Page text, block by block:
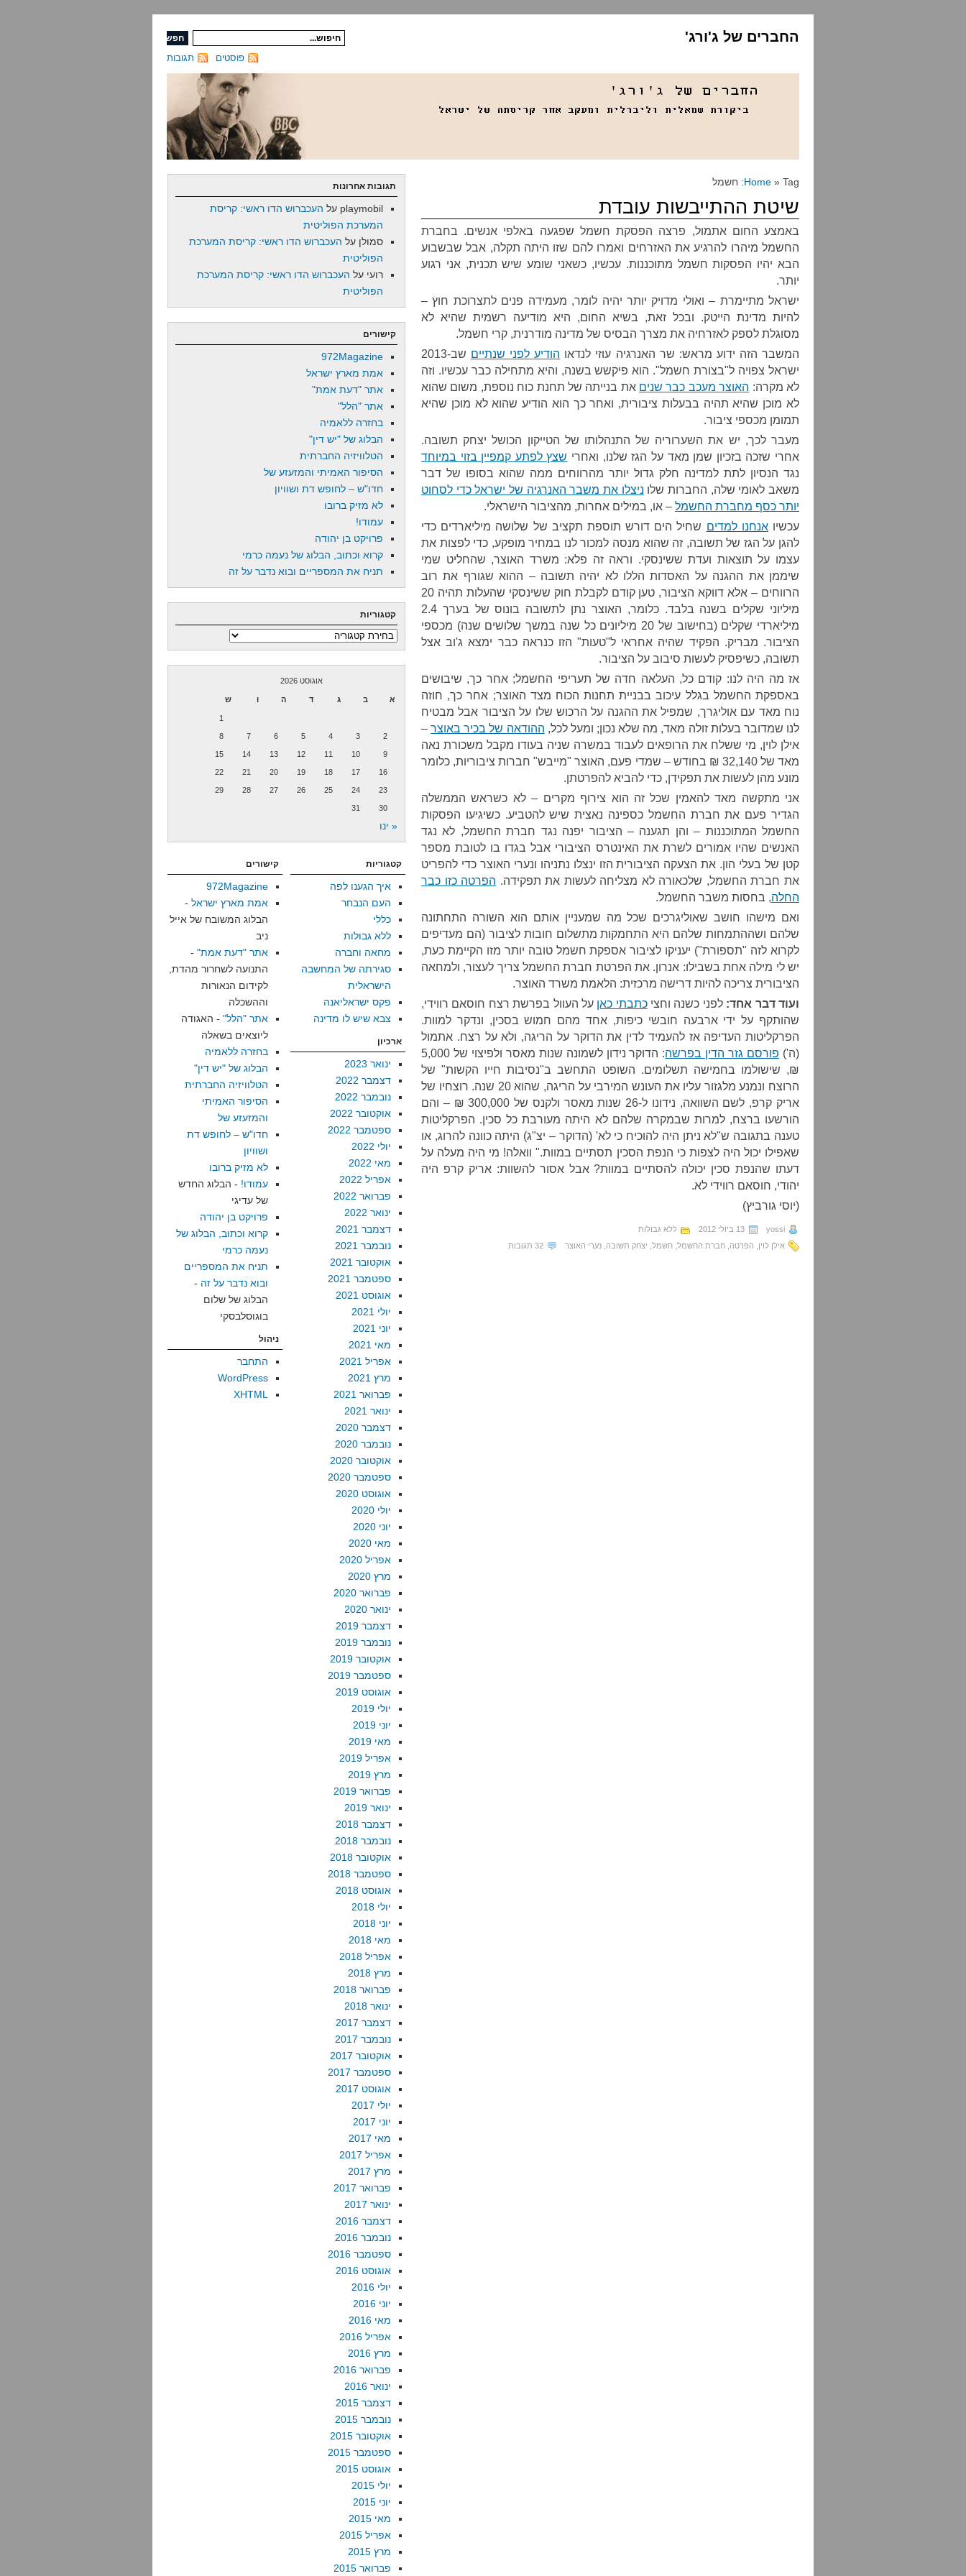
החברים של ג'ורג'
תגובות פוסטים
Home » Tag: חשמל
שיטת ההתייבשות עובדת
באמצע החום אתמול, פרצה הפסקת חשמל שפגעה באלפי אנשים. בחברת
החשמל מיהרו להרגיע את האזרחים ואמרו להם שזו היתה תקלה, אבל שבשבוע
הבא יהיו הפסקות חשמל מתוכננות. עכשיו, כשאני שומע שיש תכנית, אני רגוע
יותר.
ישראל מתיימרת – ואולי מדויק יותר יהיה לומר, מעמידה פנים לתצרוכת חוץ –
להיות מדינת הייטק. ובכל זאת, בשיא החום, היא מודיעה רשמית שהיא לא
מסוגלת לספק לאזרחיה את מצרך הבסיס של מדינה מודרנית, קרי חשמל.
המשבר הזה ידוע מראש: שר האנרגיה עוזי לנדאו הודיע לפני שנתיים
שב-2013
ישראל צפויה ל"בצורת חשמל". הוא פיקשש בשנה, והיא מתחילה כבר עכשיו. וזה
לא מקרה: האוצר מעכב כבר שנים את בנייתה של תחנת כוח נוספת, משום שהוא
לא מוכן שהיא תהיה בבעלות ציבורית, ואחר כך הוא הודיע שהוא לא מוכן שהיא
תמומן מכספי ציבור.
מעבר לכך, יש את השערוריה של התנהלותו של הטייקון הכושל יצחק תשובה.
אחרי שזכה בזכיון שמן מאד על הגז שלנו, ואחרי שצץ לפתע קמפיין בזוי במיוחד
נגד הנסיון לתת למדינה חלק גדול יותר מהרווחים ממה שהוא בסופו של דבר
משאב לאומי שלה, החברות שלו ניצלו את משבר האנרגיה של ישראל כדי לסחוט
יותר כסף מחברת החשמל – או, במילים אחרות, מהציבור הישראלי.
עכשיואנחנו למדים שחיל הים דורש תוספת תקציב של שלושה מיליארדים כדי
להגן על הגז של תשובה, זה שהוא מנסה למכור לנו במחיר מופקע, כדי לפצות את
עצמו על תוצאות ועדת ששינסקי. וראה זה פלא: משרד האוצר, שהחליט שמי
שיממן את ההגנה על האסדות הללו לא יהיה תשובה – ההוא שגורף את רוב
הרווחים – אלא דווקא הציבור, טען קודם לקבלת חוק ששינסקי שהעלות תהיה 20
מיליוני שקלים בשנה בלבד. כלומר, האוצר נתן לתשובה בונוס של בערך 2.4
מיליארדי שקלים (בחישוב של 20 מיליונים כל שנה במשך שלושים שנה) מכספי
הציבור. מבריק. הפקיד שהיה אחראי ל"טעות" הזו כנראה כבר ימצא ג'וב אצל
תשובה, כשיפסיק לעשות סיבוב על הציבור.
אז מה היה לנו: קודם כל, העלאה חדה של תעריפי החשמל; אחר כך, שיבושים
באספקת החשמל בגלל עיכוב בבניית תחנות הכוח מצד האוצר; אחר כך, חוזה
נוח מאד עם אוליגרך, שמפיל את ההגנה על הרכוש שלו על הציבור אבל מבטיח
לנו שמדובר בעלות זולה מאד, מה שלא נכון; ומעל לכל, ההודאה של בכיר באוצר–
אילן לוין, מי ששלח את הרופאים לעבוד במשרה שניה בעודו מקבל משכורת נאה
מאד של 32,140 ₪ בחודש – שמדי פעם, האוצר "מייבש" חברות ציבוריות, כלומר
מונע מהן לעשות את תפקידן, כדי להביא להפרטתן.
אני מתקשה מאד להאמין שכל זה הוא צירוף מקרים – לא כשראש הממשלה
הגדיר פעם את חברת החשמל כספינה נאצית שיש להטביע. כשיגיעו הפסקות
החשמל המתוכננות – והן תגענה – הציבור יפנה נגד חברת החשמל, לא נגד
האנשים שהיו אמורים לשרת את האינטרס הציבורי אבל בגדו בו לטובת מספר
קטן של בעלי הון. את הצעקה הציבורית הזו ינצלו נתניהו ונערי האוצר כדי להפריט
את חברת החשמל, שלכאורה לא מצליחה לעשות את תפקידה. הפרטה כזו כבר
החלה, בחסות משבר החשמל.
ואם מישהו חושב שאוליגרכים שכל מה שמעניין אותם הוא השורה התחתונה
שלהם ושההתמחות שלהם היא התחמקות מתשלום חובות לציבור (הם מעדיפים
לקרוא לזה "תספורת") יעניקו לציבור אספקת חשמל טובה יותר מזו הקיימת כעת,
יש לי מילה אחת בשבילו: אנרון. את הפרטת חברת החשמל צריך לעצור, ולמחאה
הציבורית צריכה להיות דרישה מרכזית: הלאמת משרד האוצר.
ועוד דבר אחד:לפני כשנה וחציכתבתי כאן על העוול בפרשת רצח חוסאם רווידי,
שהותקף על ידי ארבעה חובשי כיפות, אחד מהם חמוש בסכין, ונדקר למוות.
הפרקליטות העדיפה אז להעמיד לדין את הדוקר על הריגה, ולא על רצח. אתמול
(ה') פורסם גזר הדין בפרשה
: הדוקר נידון לשמונה שנות מאסר ולפיצוי של 5,000
₪, שישולמו בחמישה תשלומים. השופט התחשב ב"נסיבות חייו הקשות" של
הרוצח ונמנע מלגזור עליו את העונש המירבי על הריגה, שהוא 20 שנה. רוצחיו של
אריק קרפ, לשם השוואה, נידונו ל-26 שנות מאסר ולקנס של 300,000 ₪ – והם
הורשעו ברצח, למרות שבמקרה שלהם לא היתה מעורבת כל סכין. הפרקליטות
טענה בתגובה ש"לא ניתן היה להוכיח כי לא' (הדוקר – יצ"ג) היתה כוונה להרוג, או
שאפילו יכול היה לצפות כי הנפת הסכין תסתיים במוות." וואלה! מי היה מעלה על
דעתו שהנפת סכין יכולה להסתיים במוות? אבל אסור להשוות: אריק קרפ היה
יהודי, חוסאם רווידי לא.
(יוסי גורביץ)
yossi 13 ביולי 2012
ללא גבולות
אילן לוין
הפרטה חברת החשמל חשמל יצחק תשובה נערי האוצר 32 תגובות
תגובות אחרונות
playmobil על העכברוש הדו ראשי: קריסת
המערכת הפוליטית
סמולן על העכברוש הדו ראשי: קריסת המערכת
הפוליטית
רועי על העכברוש הדו ראשי: קריסת המערכת
הפוליטית
קישורים
972Magazine
אמת מארץ ישראל
אתר "דעת אמת"
אתר "הלל"
בחזרה ללאמיה
הבלוג של "יש דין"
הטלוויזיה החברתית
הסיפור האמיתי והמזעזע של
חדו"ש – לחופש דת ושוויון
לא מזיק ברובו
עמודו!
פרויקט בן יהודה
קרוא וכתוב, הבלוג של נעמה כרמי
תניח את המספריים ובוא נדבר על זה
קטגוריות
קטגוריות
אוגוסט 2026
א ב ג ד ה ו ש
1
2
3
4
5
6
7
8
9
10
11
12
13
14
15
16
17
18
19
20
21
22
23
24
25
26
27
28
29
30
31
« ינו
קטגוריות
איך הגענו לפה
העם הנבחר
כללי
ללא גבולות
מחאה וחברה
סגירתה של המחשבה
הישראלית
פקס ישראליאנה
צבא שיש לו מדינה
ארכיון
ינואר 2023
דצמבר 2022
נובמבר 2022
אוקטובר 2022
ספטמבר 2022
יולי 2022
מאי 2022
אפריל 2022
פברואר 2022
ינואר 2022
דצמבר 2021
נובמבר 2021
אוקטובר 2021
ספטמבר 2021
אוגוסט 2021
יולי 2021
יוני 2021
מאי 2021
אפריל 2021
מרץ 2021
פברואר 2021
ינואר 2021
דצמבר 2020
נובמבר 2020
אוקטובר 2020
ספטמבר 2020
אוגוסט 2020
יולי 2020
יוני 2020
מאי 2020
אפריל 2020
מרץ 2020
פברואר 2020
ינואר 2020
דצמבר 2019
נובמבר 2019
אוקטובר 2019
ספטמבר 2019
אוגוסט 2019
יולי 2019
יוני 2019
מאי 2019
אפריל 2019
מרץ 2019
פברואר 2019
ינואר 2019
דצמבר 2018
נובמבר 2018
אוקטובר 2018
ספטמבר 2018
אוגוסט 2018
יולי 2018
יוני 2018
מאי 2018
אפריל 2018
מרץ 2018
פברואר 2018
ינואר 2018
דצמבר 2017
נובמבר 2017
אוקטובר 2017
ספטמבר 2017
אוגוסט 2017
יולי 2017
יוני 2017
מאי 2017
אפריל 2017
מרץ 2017
פברואר 2017
ינואר 2017
דצמבר 2016
נובמבר 2016
ספטמבר 2016
אוגוסט 2016
יולי 2016
יוני 2016
מאי 2016
אפריל 2016
מרץ 2016
פברואר 2016
ינואר 2016
דצמבר 2015
נובמבר 2015
אוקטובר 2015
ספטמבר 2015
אוגוסט 2015
יולי 2015
יוני 2015
מאי 2015
אפריל 2015
מרץ 2015
פברואר 2015
קישורים
972Magazine
אמת מארץ ישראל -
הבלוג המשובח של אייל
ניב
אתר "דעת אמת" -
התנועה לשחרור מהדת,
לקידום הנאורות
וההשכלה
אתר "הלל" - האגודה
ליוצאים בשאלה
בחזרה ללאמיה
הבלוג של "יש דין"
הטלוויזיה החברתית
הסיפור האמיתי
והמזעזע של
חדו"ש – לחופש דת
ושוויון
לא מזיק ברובו
עמודו! - הבלוג החדש
של עדיגי
פרויקט בן יהודה
קרוא וכתוב, הבלוג של
נעמה כרמי
תניח את המספריים
ובוא נדבר על זה -
הבלוג של שלום
בוגוסלבסקי
ניהול
התחבר
WordPress
XHTML